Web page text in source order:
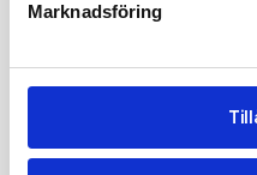
Marknadsföring
Få personlig hjälp av oss
Tryggt, prisvärt och i tid!